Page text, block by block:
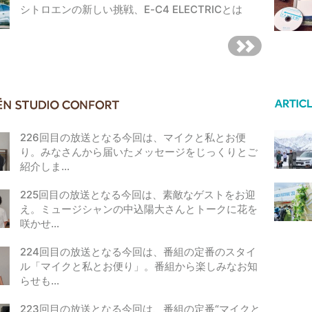
シトロエンの新しい挑戦、E-C4 ELECTRICとは
226回目の放送となる今回は、マイクと私とお便
り。みなさんから届いたメッセージをじっくりとご
紹介しま…
225回目の放送となる今回は、素敵なゲストをお迎
え。ミュージシャンの中込陽大さんとトークに花を
咲かせ…
224回目の放送となる今回は、番組の定番のスタイ
ル「マイクと私とお便り」。番組から楽しみなお知
らせも…
223回目の放送となる今回は、番組の定番“マイクと